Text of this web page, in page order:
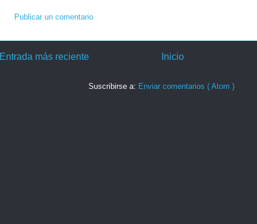
Publicar un comentario
Entrada más reciente Inicio
Suscribirse a: Enviar comentarios ( Atom )